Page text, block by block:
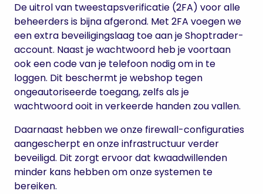
De uitrol van tweestapsverificatie (2FA) voor alle
beheerders is bijna afgerond. Met 2FA voegen we
een extra beveiligingslaag toe aan je Shoptrader-
account. Naast je wachtwoord heb je voortaan
ook een code van je telefoon nodig om in te
loggen. Dit beschermt je webshop tegen
ongeautoriseerde toegang, zelfs als je
wachtwoord ooit in verkeerde handen zou vallen.
Daarnaast hebben we onze firewall-configuraties
aangescherpt en onze infrastructuur verder
beveiligd. Dit zorgt ervoor dat kwaadwillenden
minder kans hebben om onze systemen te
bereiken.